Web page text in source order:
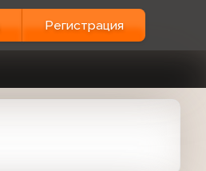
Регистрация